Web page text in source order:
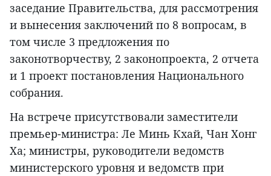
заседание Правительства, для рассмотрения
и вынесения заключений по 8 вопросам, в
том числе 3 предложения по
законотворчеству, 2 законопроекта, 2 отчета
и 1 проект постановления Национального
собрания.
На встрече присутствовали заместители
премьер-министра: Ле Минь Кхай, Чан Хонг
Ха; министры, руководители ведомств
министерского уровня и ведомств при